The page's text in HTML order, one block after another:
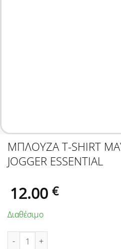
ΜΠΛΟΥΖΑ T-SHIRT
JOGGER ESSENTIAL
12.00 €
Διαθέσιμο
ΜΠΛΟΥΖΑ T-SHIRT ΜΑΥΡΗ M